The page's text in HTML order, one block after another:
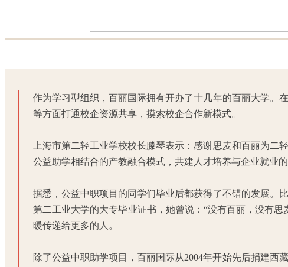
作为学习型组织，百丽国际拥有开办了十几年的百丽大学。
等方面打通校企资源共享，摸索校企合作新模式。
上海市第二轻工业学校校长滕琴表示： 感谢思麦和百丽为二
公益助学相结合的产教融合模式，共建人才培养与企业就业
据悉，公益中职项目的同学们毕业后都获得了不错的发展。
第二工业大学的大专毕业证书，她曾说：“没有百丽，没有
暖传递给更多的人。
除了公益中职助学项目，百丽国际从2004年开始先后捐建西